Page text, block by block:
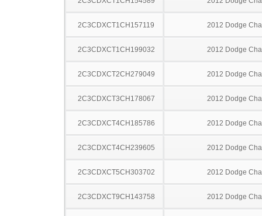
2C3CDXCT1CH157119 2012 Dodge
2C3CDXCT1CH199032 2012 Dodge
2C3CDXCT2CH279049 2012 Dodge
2C3CDXCT3CH178067 2012 Dodge
2C3CDXCT4CH185786 2012 Dodge
2C3CDXCT4CH239605 2012 Dodge
2C3CDXCT5CH303702 2012 Dodge
2C3CDXCT9CH143758 2012 Dodge